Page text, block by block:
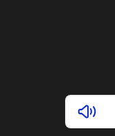
Lees
(opent in nieuw
in nieuw tabblad)
(opent in nieuw
pagina (opent in
pagina (opent in